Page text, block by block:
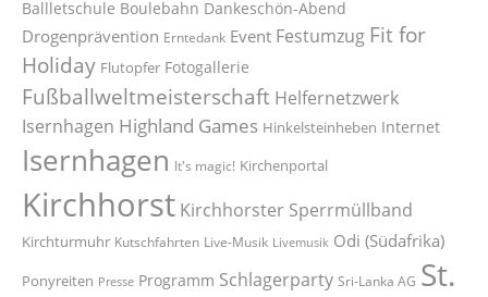
Ballletschule Boulebahn Dankeschön-Abend
Drogenprävention Erntedank Event Festumzug Fit for
Holiday Flutopfer Fotogallerie
Fußballweltmeisterschaft Helfernetzwerk
Isernhagen Highland Games Hinkelsteinheben Internet
Isernhagen It's magic! Kirchenportal
Kirchhorst Kirchhorster Sperrmüllband
Kirchturmuhr Kutschfahrten Live-Musik Livemusik Odi (Südafrika)
Ponyreiten Presse Programm Schlagerparty Sri-Lanka AG St.